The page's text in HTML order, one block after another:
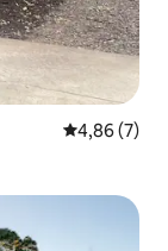
Gemiddelde
4,86 (7)